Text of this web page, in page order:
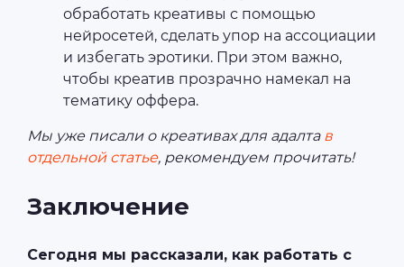
обработать креативы с помощью
нейросетей, сделать упор на ассоциации
и избегать эротики. При этом важно,
чтобы креатив прозрачно намекал на
тематику оффера.
Мы уже писали о креативах для адалта в
отдельной статье, рекомендуем прочитать!
Заключение
Сегодня мы рассказали, как работать с